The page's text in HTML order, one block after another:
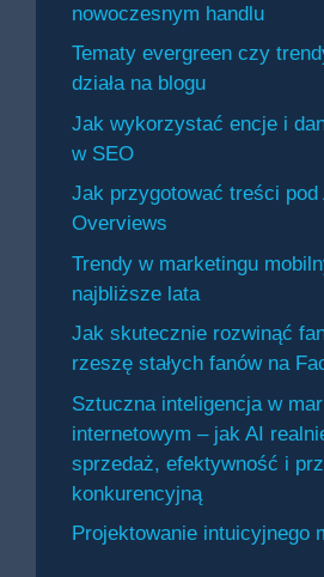
nowoczesnym handlu
Tematy evergreen czy
działa na blogu
Jak wykorzystać encje i
w SEO
Jak przygotować treści pod
Overviews
Trendy w marketingu
najbliższe lata
Jak skutecznie rozwinąć
rzeszę stałych fanów na
Sztuczna inteligencja w
internetowym – jak AI
sprzedaż, efektywność i
konkurencyjną
Projektowanie intuicyjnego